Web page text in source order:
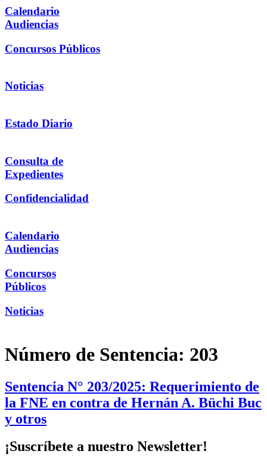
Calendario
Audiencias
Concursos Públicos
Noticias
Estado Diario
Consulta de
Expedientes
Confidencialidad
Calendario
Audiencias
Concursos
Públicos
Noticias
Número de Sentencia: 203
Sentencia N° 203/2025: Requerimiento de
la FNE en contra de Hernán A. Büchi Buc
y otros
¡Suscríbete a nuestro Newsletter!